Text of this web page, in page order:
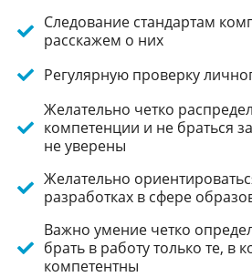
Следование стандартам
расскажем о них
Регулярную проверку
Желательно четко
компетенции и не браться
не уверены
Желательно
разработках в сфере
Важно умение четко
брать в работу только те, в
компетентны